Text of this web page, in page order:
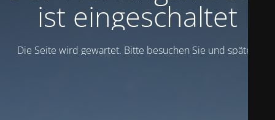
ist eingeschaltet
Die Seite wird gewartet. Bitte besuchen Sie und später.